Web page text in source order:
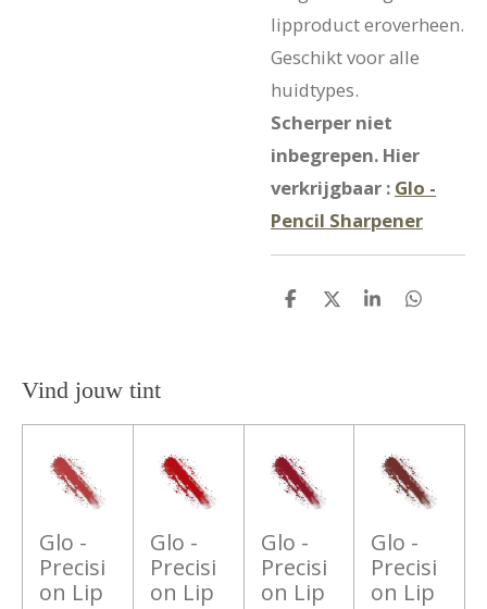
lipproduct eroverheen.
Geschikt voor alle
huidtypes.
Scherper niet
inbegrepen. Hier
verkrijgbaar : Glo -
Pencil Sharpener
D
D
S
D
Vind jouw tint
Glo -
Precisi
on Lip
Glo -
Precisi
on Lip
Glo -
Precisi
on Lip
Glo -
Precisi
on Lip